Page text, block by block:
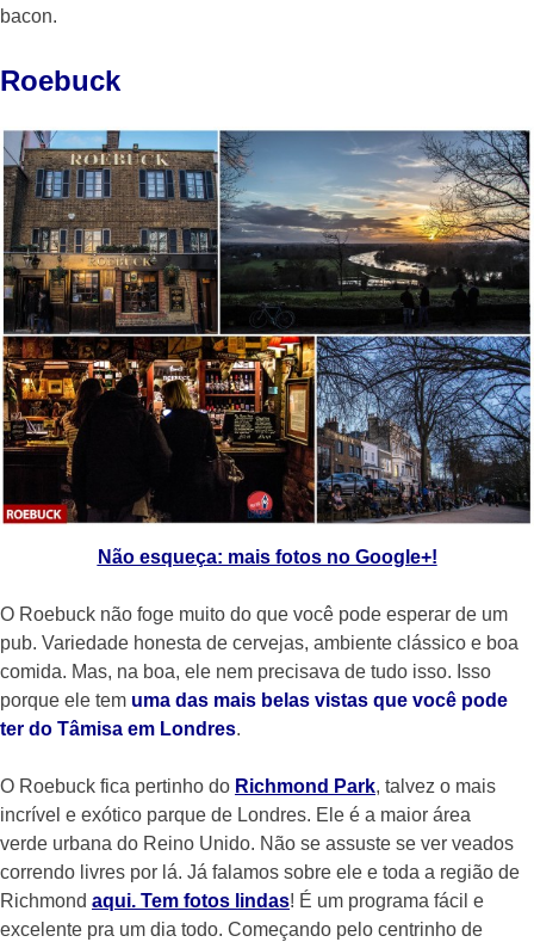
bacon.
Roebuck
Não esqueça: mais fotos no Google+!
O Roebuck não foge muito do que você pode esperar de um
pub. Variedade honesta de cervejas, ambiente clássico e boa
comida. Mas, na boa, ele nem precisava de tudo isso. Isso
porque ele tem uma das mais belas vistas que você pode
ter do Tâmisa em Londres.
O Roebuck fica pertinho do Richmond Park, talvez o mais
incrível e exótico parque de Londres. Ele é a maior área
verde urbana do Reino Unido. Não se assuste se ver veados
correndo livres por lá. Já falamos sobre ele e toda a região de
Richmond aqui. Tem fotos lindas! É um programa fácil e
excelente pra um dia todo. Começando pelo centrinho de